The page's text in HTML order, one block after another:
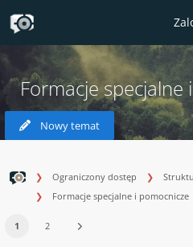
Formacje specjalne
Nowy temat
Ograniczony dostęp
Formacje specjalne i pomocnicze
1 2